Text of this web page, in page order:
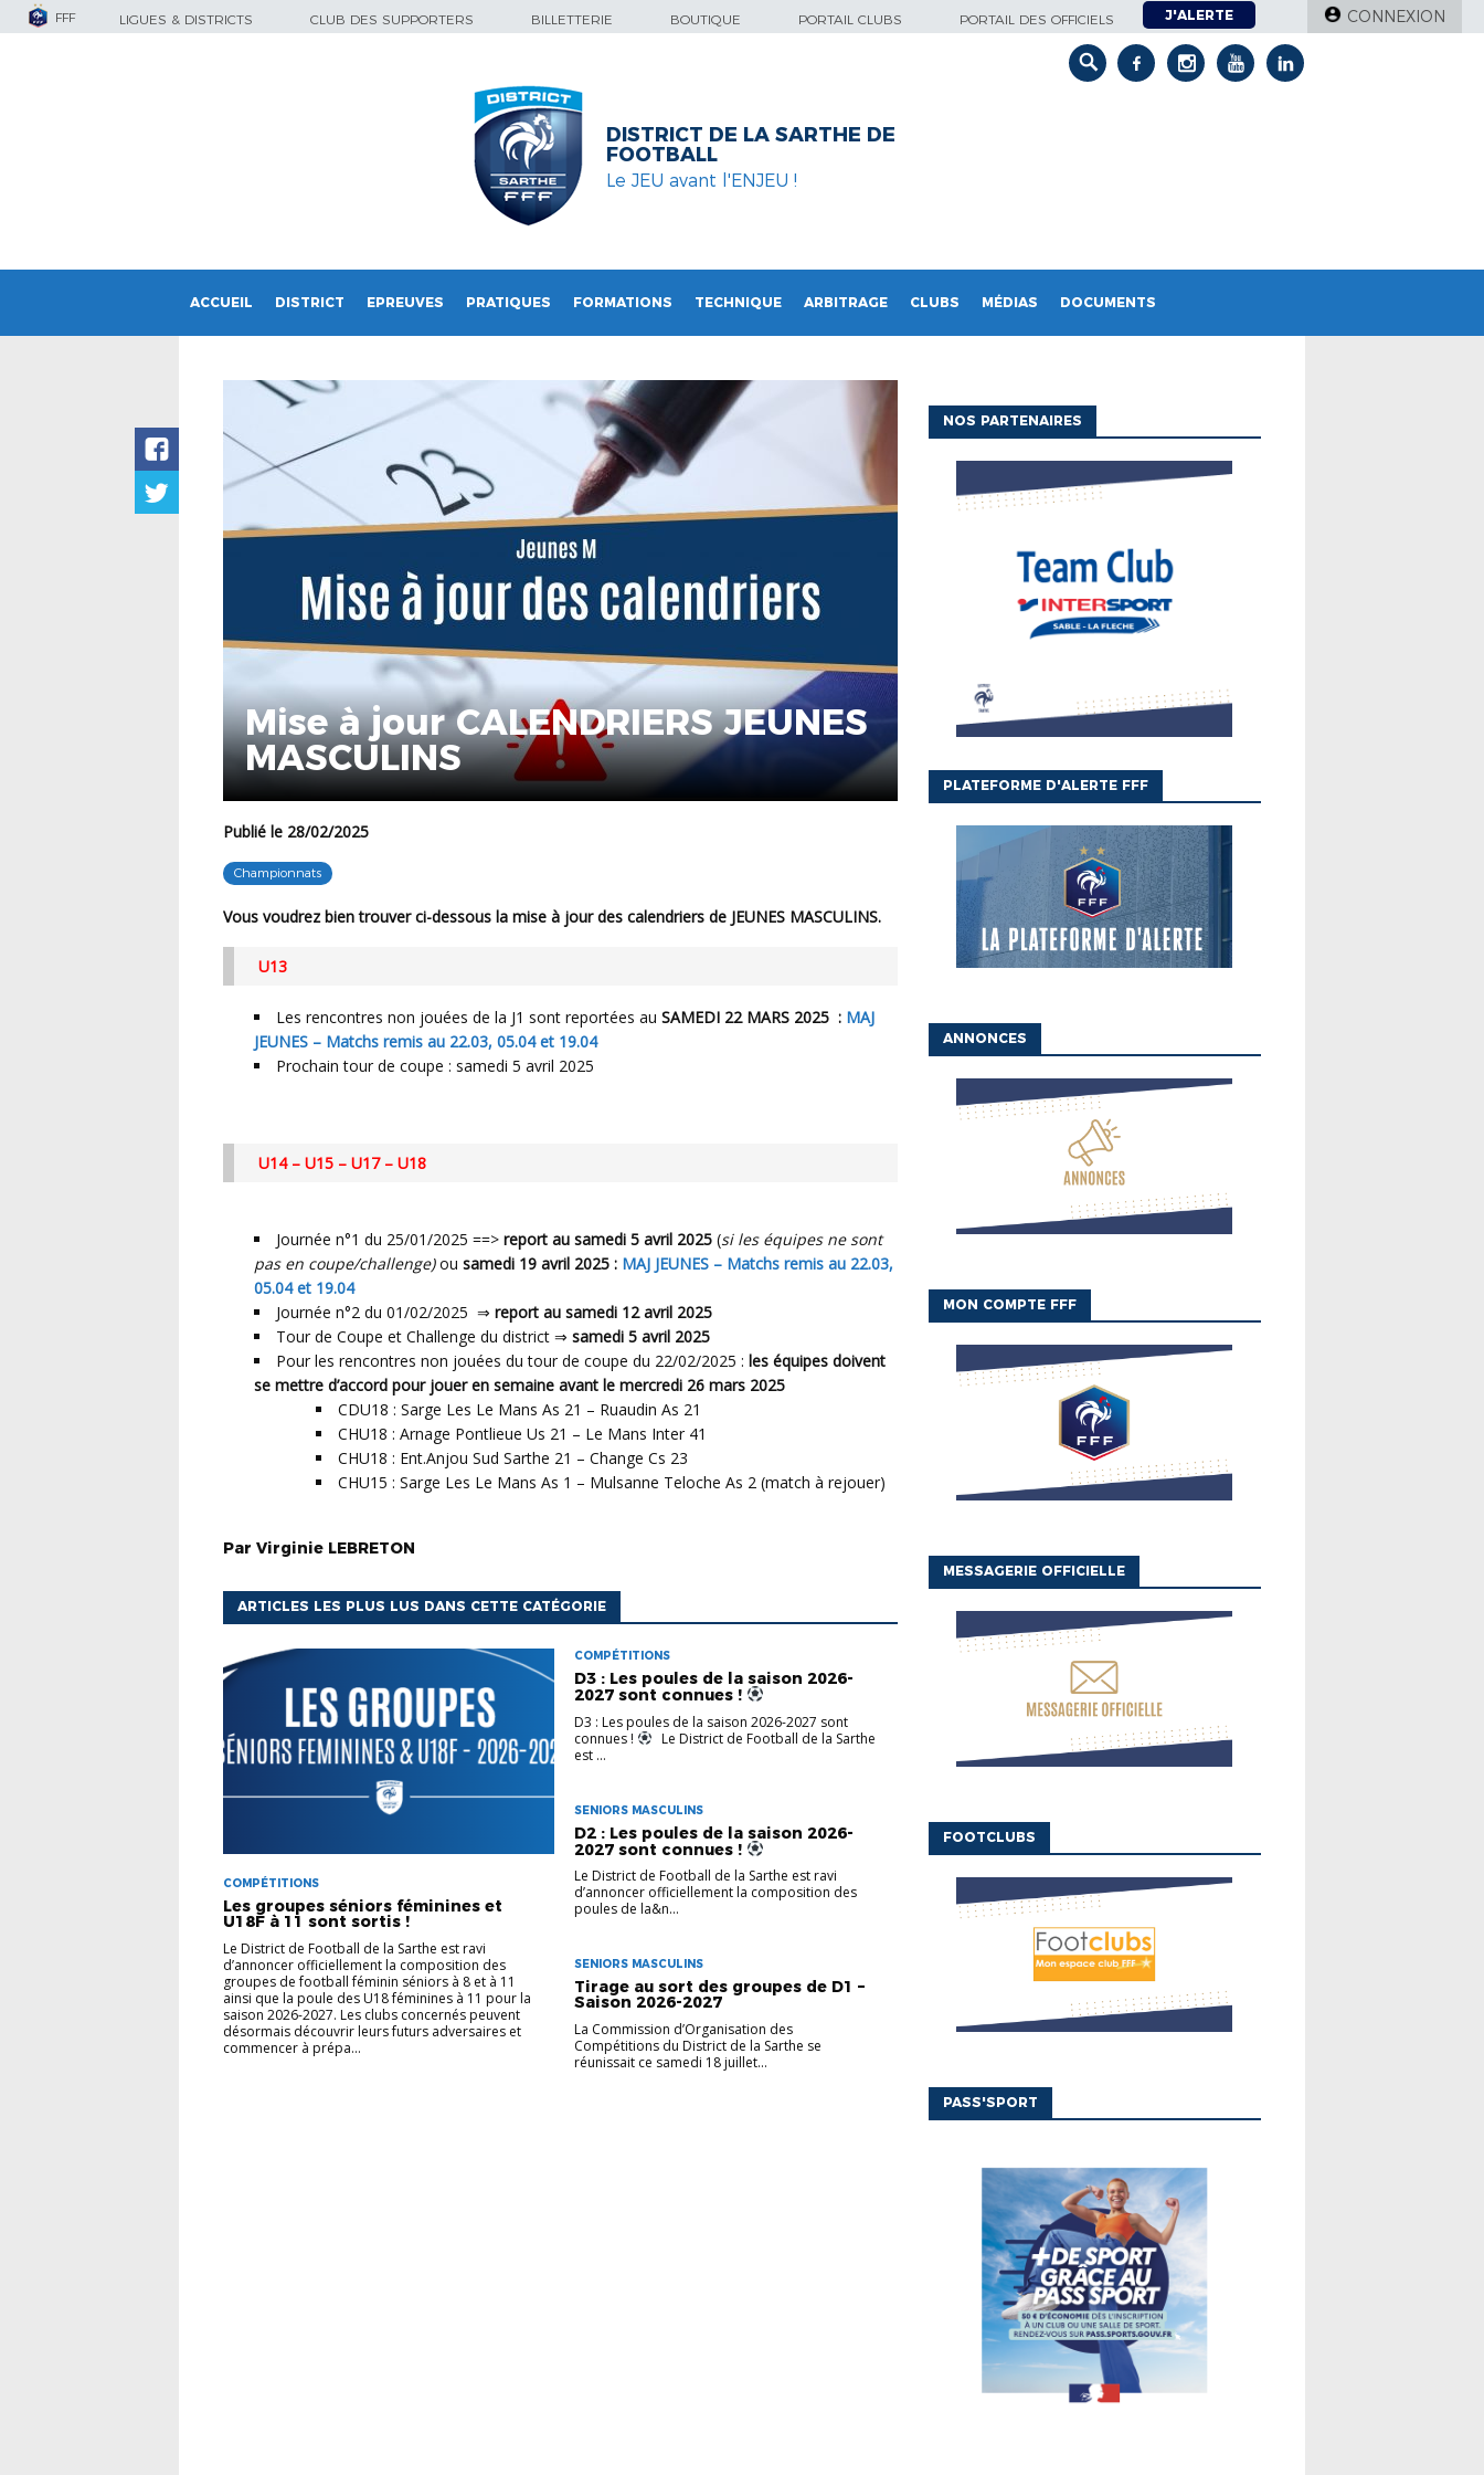
FFF LIGUES & DISTRICTS CLUB DES SUPPORTERS BILLETTERIE BOUTIQUE PORTAIL CLUBS PORTAIL DES OFFICIELS J'ALERTE CONNEXION
DISTRICT DE LA SARTHE DE
FOOTBALL
Le JEU avant l'ENJEU !
ACCUEIL DISTRICT EPREUVES PRATIQUES FORMATIONS TECHNIQUE ARBITRAGE CLUBS MÉDIAS DOCUMENTS
Mise à jour CALENDRIERS JEUNES
MASCULINS
Publié le 28/02/2025
Championnats
Vous voudrez bien trouver ci-dessous la mise à jour des calendriers de JEUNES MASCULINS.
U13
Les rencontres non jouées de la J1 sont reportées au SAMEDI 22 MARS 2025 : MAJ
JEUNES – Matchs remis au 22.03, 05.04 et 19.04
Prochain tour de coupe : samedi 5 avril 2025
U14 – U15 – U17 – U18
Journée n°1 du 25/01/2025 ==> report au samedi 5 avril 2025 (si les équipes ne sont
pas en coupe/challenge)ou samedi 19 avril 2025 : MAJ JEUNES – Matchs remis au 22.03,
05.04 et 19.04
Journée n°2 du 01/02/2025 ⇒ report au samedi 12 avril 2025
Tour de Coupe et Challenge du district ⇒ samedi 5 avril 2025
Pour les rencontres non jouées du tour de coupe du 22/02/2025 : les équipes doivent
se mettre d’accord pour jouer en semaine avant le mercredi 26 mars 2025
CDU18 : Sarge Les Le Mans As 21 – Ruaudin As 21
CHU18 : Arnage Pontlieue Us 21 – Le Mans Inter 41
CHU18 : Ent.Anjou Sud Sarthe 21 – Change Cs 23
CHU15 : Sarge Les Le Mans As 1 – Mulsanne Teloche As 2 (match à rejouer)
Par Virginie LEBRETON
ARTICLES LES PLUS LUS DANS CETTE CATÉGORIE
COMPÉTITIONS
Les groupes séniors féminines et
U18F à 11 sont sortis !
Le District de Football de la Sarthe est ravi
d’annoncer officiellement la composition des
groupes de football féminin séniors à 8 et à 11
ainsi que la poule des U18 féminines à 11 pour la
saison 2026-2027. Les clubs concernés peuvent
désormais découvrir leurs futurs adversaires et
commencer à prépa...
COMPÉTITIONS
D3 : Les poules de la saison 2026-
2027 sont connues !
D3 : Les poules de la saison 2026-2027 sont
connues !
Le District de Football de la Sarthe
est ...
SENIORS MASCULINS
D2 : Les poules de la saison 2026-
2027 sont connues !
Le District de Football de la Sarthe est ravi
d’annoncer officiellement la composition des
poules de la&n...
SENIORS MASCULINS
Tirage au sort des groupes de D1 –
Saison 2026-2027
La Commission d’Organisation des
Compétitions du District de la Sarthe se
réunissait ce samedi 18 juillet...
NOS PARTENAIRES
PLATEFORME D'ALERTE FFF
ANNONCES
MON COMPTE FFF
MESSAGERIE OFFICIELLE
FOOTCLUBS
PASS'SPORT